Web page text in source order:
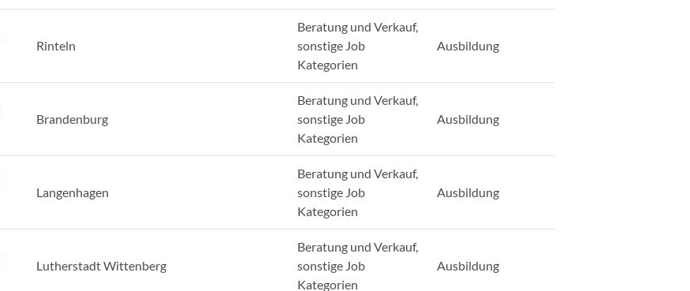
Rinteln
Beratung und Verkauf,
sonstige Job
Kategorien
Ausbildung
Brandenburg
Beratung und Verkauf,
sonstige Job
Kategorien
Ausbildung
Langenhagen
Beratung und Verkauf,
sonstige Job
Kategorien
Ausbildung
Lutherstadt Wittenberg
Beratung und Verkauf,
sonstige Job
Kategorien
Ausbildung